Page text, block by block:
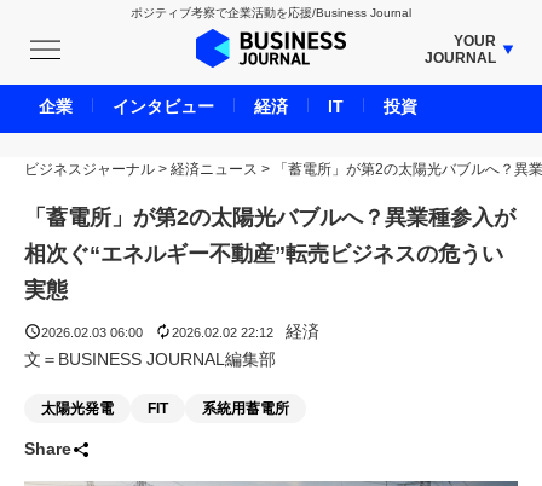
ポジティブ考察で企業活動を応援/Business Journal
YOUR
JOURNAL
BUSINESS JOURNAL
UNICORN JOURNAL
CARBON CREDITS JOURNAL
IVS JOURNAL
ENERGY MANAGEMENT JOURNAL
AI JOURNAL
ビジネスジャーナル > 経済ニュース > 「蓄電所」が第2の太陽光バブルへ？異
「蓄電所」が第2の太陽光バブルへ？異業種参入が
相次ぐ“エネルギー不動産”転売ビジネスの危うい
実態
2026.02.03 06:00 2026.02.02 22:12
経済
文＝BUSINESS JOURNAL編集部
太陽光発電 FIT 系統用蓄電所
Share
企業 インタビュー 経済 IT 投資